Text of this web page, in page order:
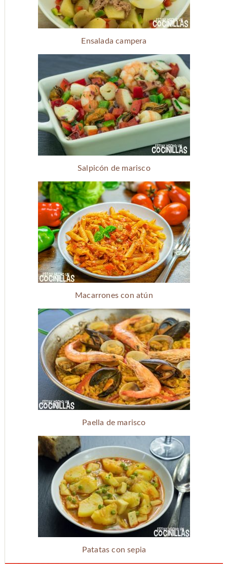
Ensalada campera
Salpicón de marisco
Macarrones con atún
Paella de marisco
Patatas con sepia